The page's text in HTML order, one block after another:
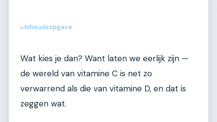
▶Inhoudsopgave
Wat kies je dan? Want laten we eerlijk zijn —
de wereld van vitamine C is net zo
verwarrend als die van vitamine D, en dat is
zeggen wat.